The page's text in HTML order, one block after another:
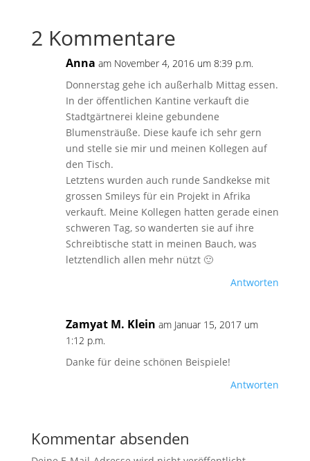
2 Kommentare
Anna am November 4, 2016 um 8:39 p.m.
Donnerstag gehe ich außerhalb Mittag essen.
In der öffentlichen Kantine verkauft die
Stadtgärtnerei kleine gebundene
Blumensträuße. Diese kaufe ich sehr gern
und stelle sie mir und meinen Kollegen auf
den Tisch.
Letztens wurden auch runde Sandkekse mit
grossen Smileys für ein Projekt in Afrika
verkauft. Meine Kollegen hatten gerade einen
schweren Tag, so wanderten sie auf ihre
Schreibtische statt in meinen Bauch, was
letztendlich allen mehr nützt 🙂
Antworten
Zamyat M. Klein am Januar 15, 2017 um
1:12 p.m.
Danke für deine schönen Beispiele!
Antworten
Kommentar absenden